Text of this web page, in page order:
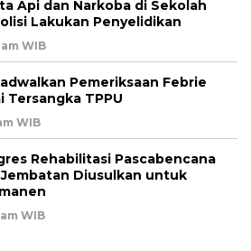
Api dan Narkoba di Sekolah
Lakukan Penyelidikan
WIB
Pemeriksaan Febrie
Tersangka TPPU
WIB
Rehabilitasi Pascabencana
Jembatan Diusulkan untuk
WIB